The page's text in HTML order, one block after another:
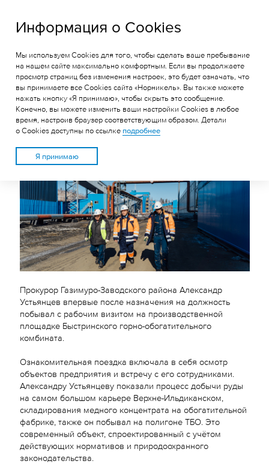
ПРОКУРОР ГАЗИМУРО-
ЗАВОДСКОГО РАЙОНА
АЛЕКСАНДР УСТЬЯНЦЕВ
ПОБЫВАЛ НА
БЫСТРИНСКОМ ГОКЕ
Прокурор Газимуро-Заводского района Александр
Устьянцев впервые после назначения на должность
побывал с рабочим визитом на производственной
площадке Быстринского горно-обогатительного
комбината.
Ознакомительная поездка включала в себя осмотр
объектов предприятия и встречу с его сотрудниками.
Александру Устьянцеву показали процесс добычи руды
на самом большом карьере Верхне-Ильдиканском,
складирования медного концентрата на обогатительной
фабрике, также он побывал на полигоне ТБО. Это
современный объект, спроектированный с учётом
действующих нормативов и природоохранного
законодательства.
Информация о Cookies
Мы используем Cookies для того, чтобы сделать ваше пребывание
на нашем сайте максимально комфортным. Если вы продолжаете
просмотр страниц без изменения настроек, это будет означать, что
вы принимаете все Cookies сайта «Норникель». Вы также можете
нажать кнопку «Я принимаю», чтобы скрыть это сообщение.
Конечно, вы можете изменить ваши настройки Cookies в любое
время, настроив браузер соответствующим образом. Детали
о Cookies доступны по ссылке подробнее
Я принимаю